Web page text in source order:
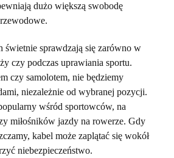
dużo większą swobodę
świetnie sprawdzają się zarówno w
czy podczas uprawiania sportu.
czy samolotem, nie będziemy
niezależnie od wybranej pozycji.
wśród sportowców, na
miłośników jazdy na rowerze. Gdy
kabel może zaplątać się wokół
niebezpieczeństwo.